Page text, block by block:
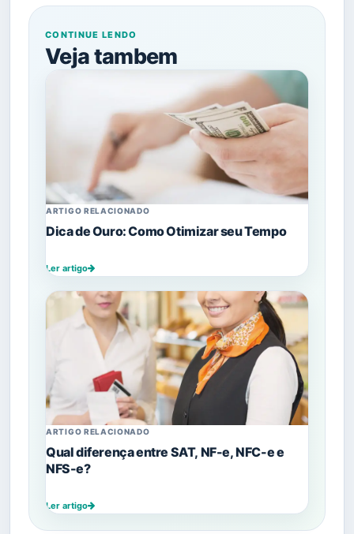
CONTINUE LENDO
Veja tambem
ARTIGO RELACIONADO
Dica de Ouro: Como Otimizar seu Tempo
Ler artigo
ARTIGO RELACIONADO
Qual diferença entre SAT, NF-e, NFC-e e
NFS-e?
Ler artigo